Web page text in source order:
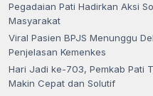
Pegadaian Pati Hadirkan Aksi
Masyarakat
Viral Pasien BPJS Menunggu
Penjelasan Kemenkes
Hari Jadi ke-703, Pemkab Pati
Makin Cepat dan Solutif